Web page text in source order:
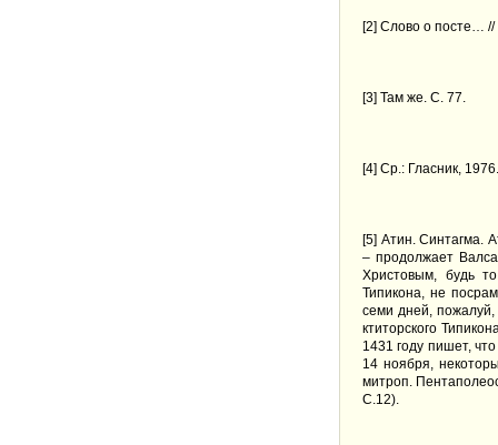
[2] Слово о посте… //
[3] Там же. С. 77.
[4] Ср.: Гласник,
[5] Атин. Синтагма.
– продолжает
Христовым, будь
Типикона, не
семи дней,
ктиторского
1431 году пишет,
14 ноября,
митроп.
С.12).